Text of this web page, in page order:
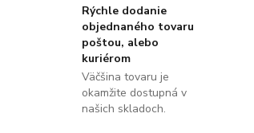
Rýchle dodanie
objednaného tovaru
poštou, alebo
kuriérom
Väčšina tovaru je
okamžite dostupná v
našich skladoch.